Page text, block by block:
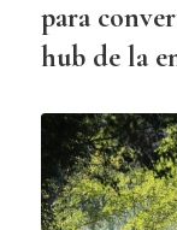
para
hub de la